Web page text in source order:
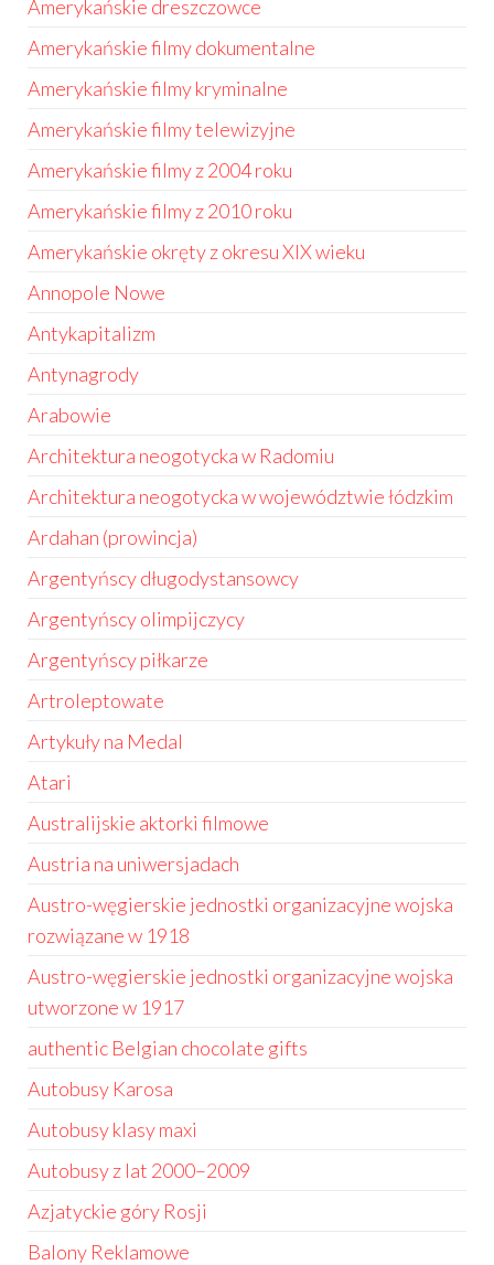
Amerykańskie dreszczowce
Amerykańskie filmy dokumentalne
Amerykańskie filmy kryminalne
Amerykańskie filmy telewizyjne
Amerykańskie filmy z 2004 roku
Amerykańskie filmy z 2010 roku
Amerykańskie okręty z okresu XIX wieku
Annopole Nowe
Antykapitalizm
Antynagrody
Arabowie
Architektura neogotycka w Radomiu
Architektura neogotycka w województwie łódzkim
Ardahan (prowincja)
Argentyńscy długodystansowcy
Argentyńscy olimpijczycy
Argentyńscy piłkarze
Artroleptowate
Artykuły na Medal
Atari
Australijskie aktorki filmowe
Austria na uniwersjadach
Austro-węgierskie jednostki organizacyjne wojska
rozwiązane w 1918
Austro-węgierskie jednostki organizacyjne wojska
utworzone w 1917
authentic Belgian chocolate gifts
Autobusy Karosa
Autobusy klasy maxi
Autobusy z lat 2000–2009
Azjatyckie góry Rosji
Balony Reklamowe